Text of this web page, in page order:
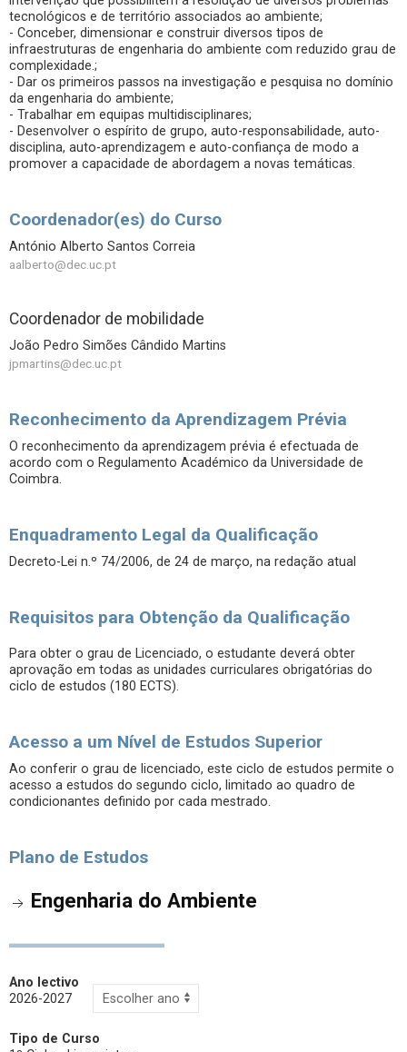
tecnológicos e de território associados ao ambiente;
- Conceber, dimensionar e construir diversos tipos de
infraestruturas de engenharia do ambiente com reduzido grau de
complexidade.;
- Dar os primeiros passos na investigação e pesquisa no domínio
da engenharia do ambiente;
- Trabalhar em equipas multidisciplinares;
- Desenvolver o espírito de grupo, auto-responsabilidade, auto-
disciplina, auto-aprendizagem e auto-confiança de modo a
promover a capacidade de abordagem a novas temáticas.
Coordenador(es) do Curso
António Alberto Santos Correia
aalberto@dec.uc.pt
Coordenador de mobilidade
João Pedro Simões Cândido Martins
jpmartins@dec.uc.pt
Reconhecimento da Aprendizagem Prévia
O reconhecimento da aprendizagem prévia é efectuada de
acordo com o Regulamento Académico da Universidade de
Coimbra.
Enquadramento Legal da Qualificação
Decreto-Lei n.º 74/2006, de 24 de março, na redação atual
Requisitos para Obtenção da Qualificação
Para obter o grau de Licenciado, o estudante deverá obter
aprovação em todas as unidades curriculares obrigatórias do
ciclo de estudos (180 ECTS).
Acesso a um Nível de Estudos Superior
Ao conferir o grau de licenciado, este ciclo de estudos permite o
acesso a estudos do segundo ciclo, limitado ao quadro de
condicionantes definido por cada mestrado.
Plano de Estudos
Engenharia do Ambiente
Ano lectivo
2026-2027
Tipo de Curso